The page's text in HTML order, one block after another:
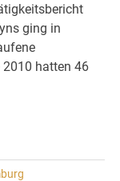
ging in
hatten 46